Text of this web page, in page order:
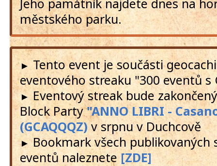
městského parku.
► Tento event je součásti
eventového streaku "300 eventů s
► Eventový streak bude
Block Party"ANNO LIBRI -
(GCAQQQZ)v srpnu v Duchcově
►Bookmark všech publikovaných
eventů naleznete [ZDE]